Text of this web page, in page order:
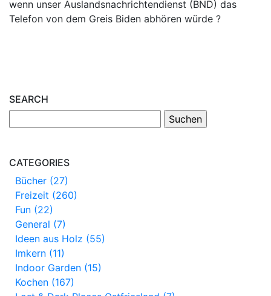
wenn unser Auslandsnachrichtendienst (BND) das
Telefon von dem Greis Biden abhören würde ?
SEARCH
CATEGORIES
Bücher (27)
Freizeit (260)
Fun (22)
General (7)
Ideen aus Holz (55)
Imkern (11)
Indoor Garden (15)
Kochen (167)